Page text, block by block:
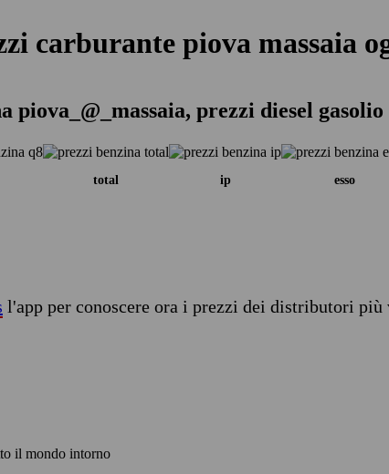
carburante piova massaia
piova_@_massaia, prezzi diesel
total ip esso
l'app per conoscere ora i prezzi dei distributori più
il mondo intorno